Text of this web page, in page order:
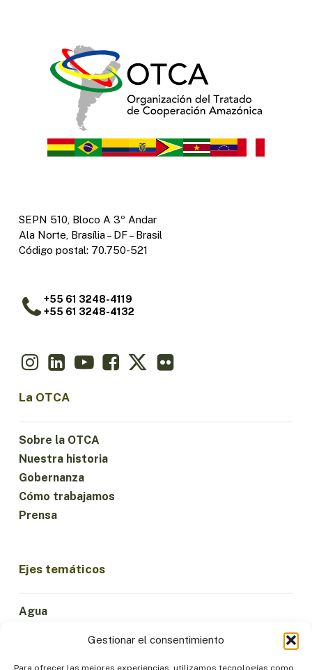
Gestionar el consentimiento
Para ofrecer las mejores experiencias, utilizamos tecnologías como
SEPN 510, Bloco A 3º Andar
Ala Norte, Brasília – DF – Brasil
Código postal: 70.750-521
+55 61 3248-4119
+55 61 3248-4132
La OTCA
Sobre la OTCA
Nuestra historia
Gobernanza
Cómo trabajamos
Prensa
Ejes temáticos
Agua